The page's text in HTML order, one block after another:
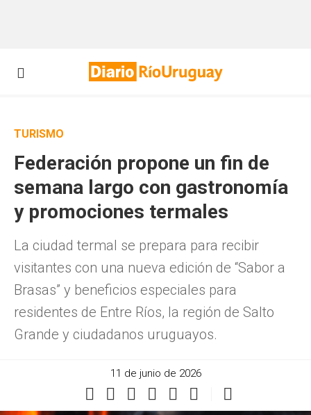
TURISMO
Federación propone un fin de
semana largo con gastronomía
y promociones termales
La ciudad termal se prepara para recibir
visitantes con una nueva edición de “Sabor a
Brasas” y beneficios especiales para
residentes de Entre Ríos, la región de Salto
Grande y ciudadanos uruguayos.
11 de junio de 2026